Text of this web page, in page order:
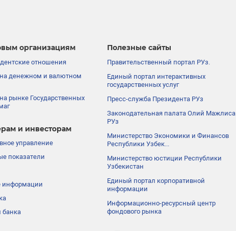
организациям
отношения
денежном и валютном
рынке Государственных
и инвесторам
управление
показатели
информации
банка
Полезные сайты
Правительственный портал РУз.
Единый портал интерактивных
государственных услуг
Пресс-служба Президента РУз
Законодательная палата Олий Мажлиса
РУз
Министерство Экономики и Финансов
Республики Узбек...
Министерство юстиции Республики
Узбекистан
Единый портал корпоративной
информации
Информационно-ресурсный центр
фондового рынка